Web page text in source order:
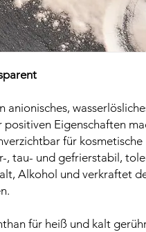
anionisches,
positiven Eigenschaften
für
, tau- und gefrierstabil,
Alkohol und verkraftet
für heiß und kalt